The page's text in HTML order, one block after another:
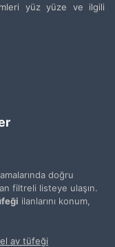
yüz yüze ve ilgili
doğru
filtreli listeye ulaşın.
ilanlarını konum,
av tüfeği